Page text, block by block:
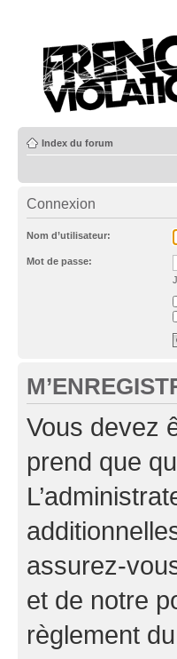
Index du forum
Connexion
Nom d’utilisateur:
Mot de passe:
Vous devez
prend que
assurez-
et de notre
règlement